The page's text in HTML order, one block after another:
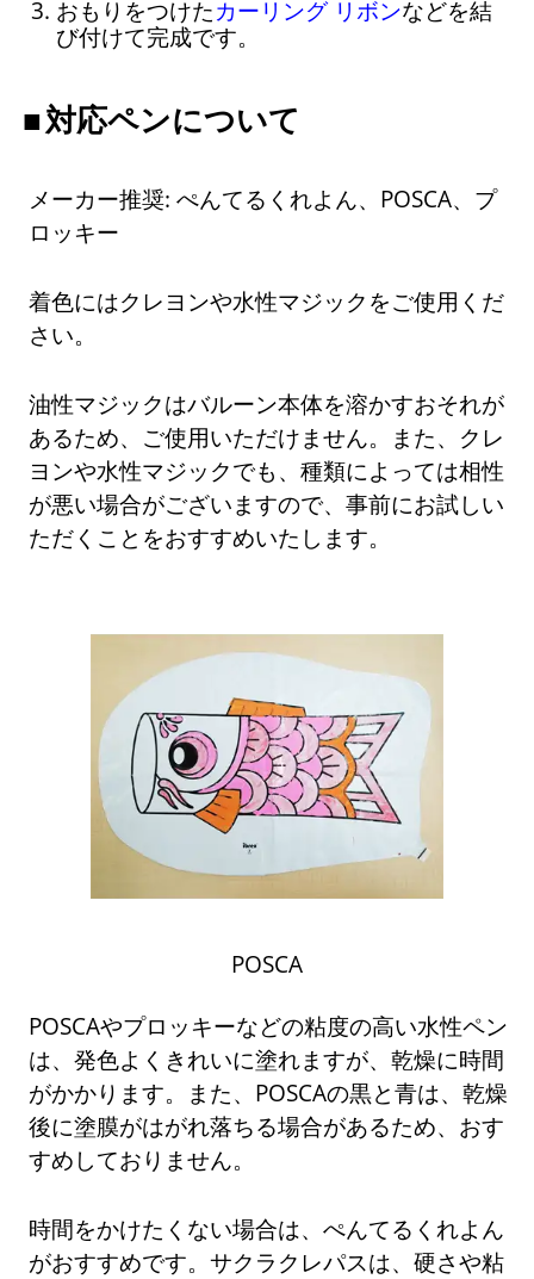
おもりをつけたカーリング リボンなどを結
び付けて完成です。
対応ペンについて
メーカー推奨: ぺんてるくれよん、POSCA、プ
ロッキー
着色にはクレヨンや水性マジックをご使用くだ
さい。
油性マジックはバルーン本体を溶かすおそれが
あるため、ご使用いただけません。また、クレ
ヨンや水性マジックでも、種類によっては相性
が悪い場合がございますので、事前にお試しい
ただくことをおすすめいたします。
POSCA
POSCAやプロッキーなどの粘度の高い水性ペン
は、発色よくきれいに塗れますが、乾燥に時間
がかかります。また、POSCAの黒と青は、乾燥
後に塗膜がはがれ落ちる場合があるため、おす
すめしておりません。
時間をかけたくない場合は、ぺんてるくれよん
がおすすめです。サクラクレパスは、硬さや粘